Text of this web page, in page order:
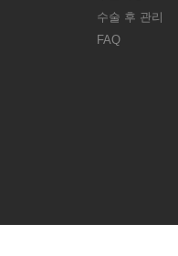
수술 후 관리
FAQ